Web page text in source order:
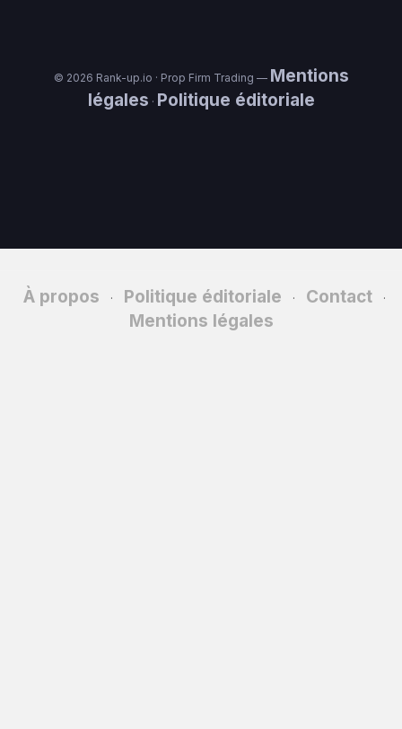
© 2026 Rank-up.io · Prop Firm Trading — Mentions
légales · Politique éditoriale
À propos · Politique éditoriale · Contact ·
Mentions légales